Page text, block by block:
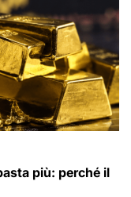
più: perché il